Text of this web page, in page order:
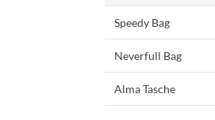
Speedy Bag
Neverfull Bag
Alma Tasche